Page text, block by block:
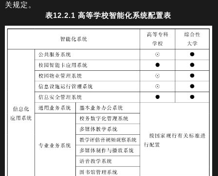
关规定。
表12.2.1高等学校智能化系统配置表